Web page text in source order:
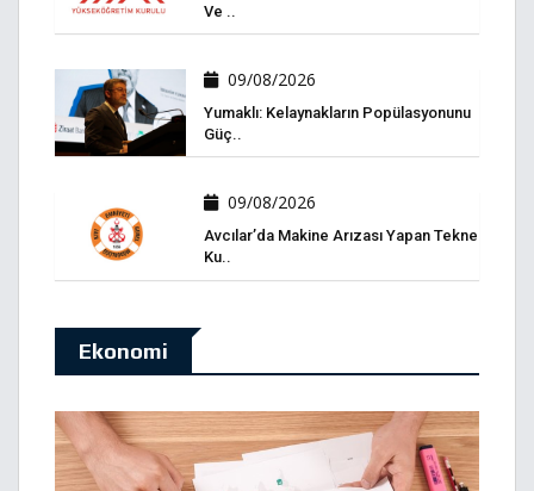
Ve ..
09/08/2026
Yumaklı: Kelaynakların Popülasyonunu
Güç..
09/08/2026
Avcılar’da Makine Arızası Yapan Tekne
Ku..
Ekonomi